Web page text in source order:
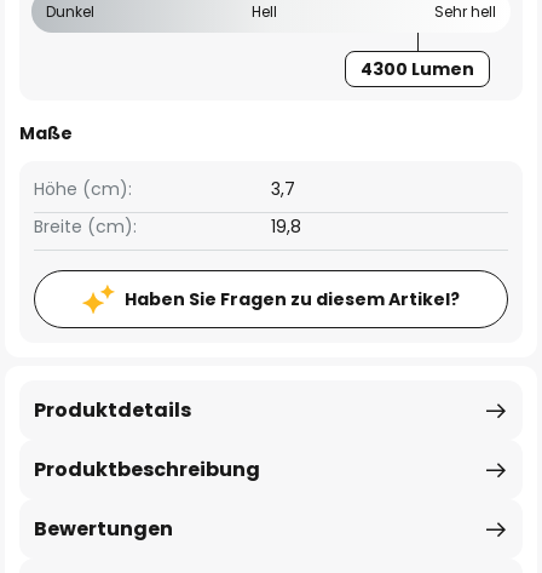
Dunkel Hell Sehr hell
4300 Lumen
Maße
Breite (cm): 19,8
Höhe (cm): 3,7
Haben Sie Fragen zu diesem Artikel?
Produktbeschreibung
Produktdetails
Bewertungen